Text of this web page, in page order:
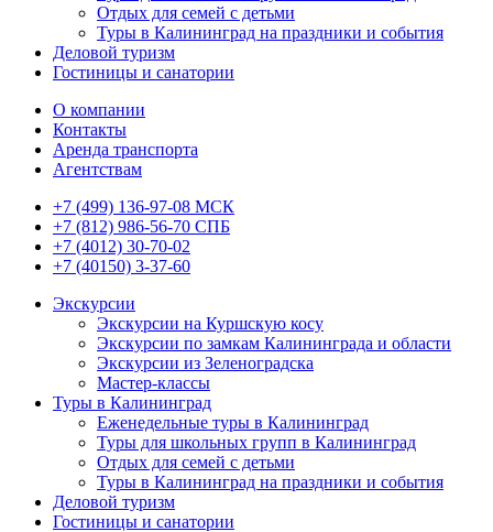
Отдых для семей с детьми
Туры в Калининград на праздники и события
Деловой туризм
Гостиницы и санатории
О компании
Контакты
Аренда транспорта
Агентствам
+7 (499) 136-97-08 МСК
+7 (812) 986-56-70 СПБ
+7 (4012) 30-70-02
+7 (40150) 3-37-60
Экскурсии
Экскурсии на Куршскую косу
Экскурсии по замкам Калининграда и области
Экскурсии из Зеленоградска
Мастер-классы
Туры в Калининград
Еженедельные туры в Калининград
Туры для школьных групп в Калининград
Отдых для семей с детьми
Туры в Калининград на праздники и события
Деловой туризм
Гостиницы и санатории